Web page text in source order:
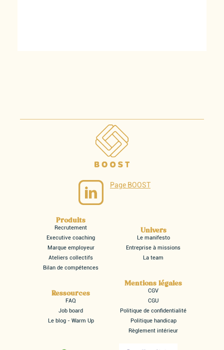
Page BOOST
Produits
Recrutement
Executive coaching
Marque employeur
Ateliers collectifs
Bilan de compétences
Univers
Le manifesto
Entreprise à missions
La team
Ressources
FAQ
Job board
Le blog - Warm Up
Mentions légales
CGV
CGU
Politique de confidentialité
Politique handicap
Règlement intérieur